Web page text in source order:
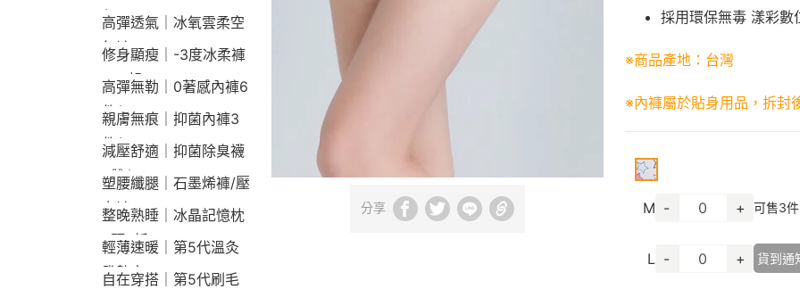
$2190
高彈透氣｜冰氧雲柔空
氣褲
修身顯瘦｜-3度冰柔褲
790起
高彈無勒｜0著感內褲6
件$1290
親膚無痕｜抑菌內褲3
件$790
減壓舒適｜抑菌除臭襪
3雙$660
塑腰纖腿｜石墨烯褲/壓
力褲
整晚熟睡｜冰晶記憶枕
2顆9折
輕薄速暖｜第5代溫灸
發熱衣
自在穿搭｜第5代刷毛
分享
採用環保無毒 漾彩數
※商品產地：台灣
※內褲屬於貼身用品，拆封
M - + 可售3件
L - + 貨到通